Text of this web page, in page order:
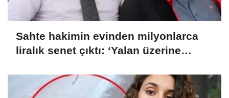
Sahte hakimin evinden milyonlarca
liralık senet çıktı: ‘Yalan üzerine